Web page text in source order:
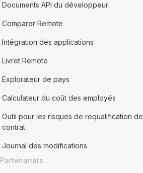
Documents API du développeur
Comparer Remote
Intégration des applications
Livret Remote
Explorateur de pays
Calculateur du coût des employés
Outil pour les risques de requalification de
contrat
Journal des modifications
Partenariats